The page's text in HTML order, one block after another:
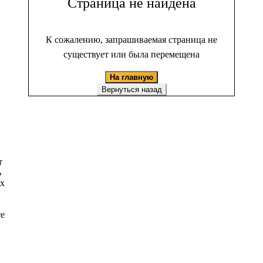
К сожалению, запрашиваемая страница не
существует или была перемещена
На главную
Вернуться назад